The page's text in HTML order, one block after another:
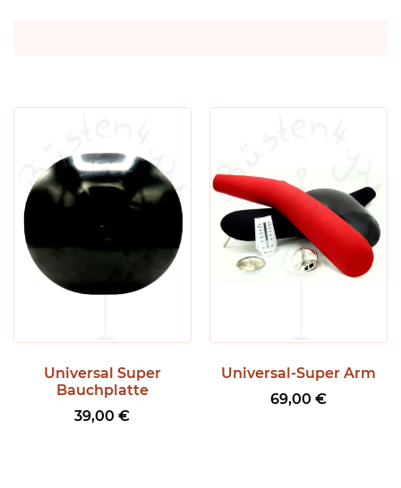
Universal Super
Bauchplatte
39,00€
Universal-Super Arm
69,00€